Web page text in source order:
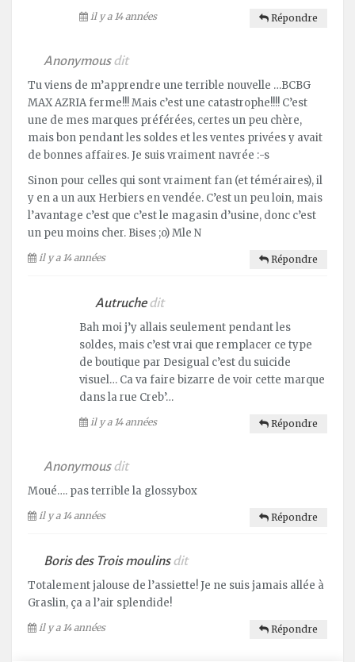
il y a 14 années Répondre
Anonymousdit
Tu viens de m’apprendre une terrible nouvelle …BCBG
MAX AZRIA ferme!!! Mais c’est une catastrophe!!!! C’est
une de mes marques préférées, certes un peu chère,
mais bon pendant les soldes et les ventes privées y avait
de bonnes affaires. Je suis vraiment navrée :-s
Sinon pour celles qui sont vraiment fan (et téméraires), il
y en a un aux Herbiers en vendée. C’est un peu loin, mais
l’avantage c’est que c’est le magasin d’usine, donc c’est
un peu moins cher. Bises ;o) Mle N
il y a 14 années Répondre
Autruche dit
Bah moi j’y allais seulement pendant les
soldes, mais c’est vrai que remplacer ce type
de boutique par Desigual c’est du suicide
visuel… Ca va faire bizarre de voir cette marque
dans la rue Creb’…
il y a 14 années Répondre
Anonymousdit
Moué…. pas terrible la glossybox
il y a 14 années Répondre
Boris des Trois moulins dit
Totalement jalouse de l’assiette! Je ne suis jamais allée à
Graslin, ça a l’air splendide!
il y a 14 années Répondre